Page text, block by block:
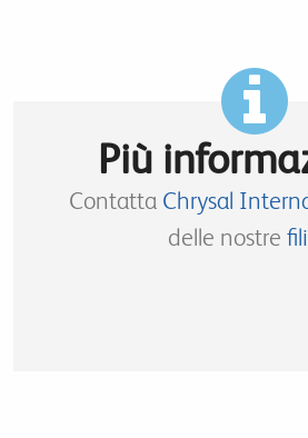
Più
Contatta Chrysal
delle nostre